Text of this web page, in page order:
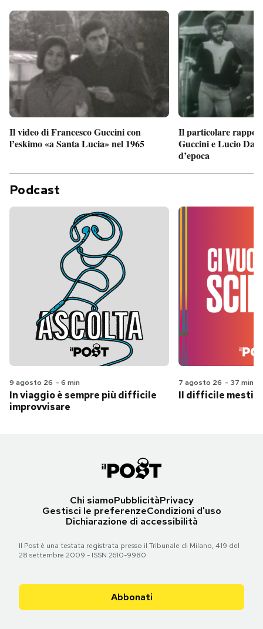
Il video di Francesco Guccini con
l’eskimo «a Santa Lucia» nel 1965
Il particolare
Guccini e Lucio
d’epoca
Podcast
9 agosto 26 - 6 min
In viaggio è sempre più difficile
improvvisare
7 agosto 26 - 37 min
Il difficile
Chi siamoPubblicitàPrivacy
Gestisci le preferenzeCondizioni d'uso
Dichiarazione di accessibilità
Il Post è una testata registrata presso il Tribunale di Milano, 419 del
28 settembre 2009 - ISSN 2610-9980
Abbonati